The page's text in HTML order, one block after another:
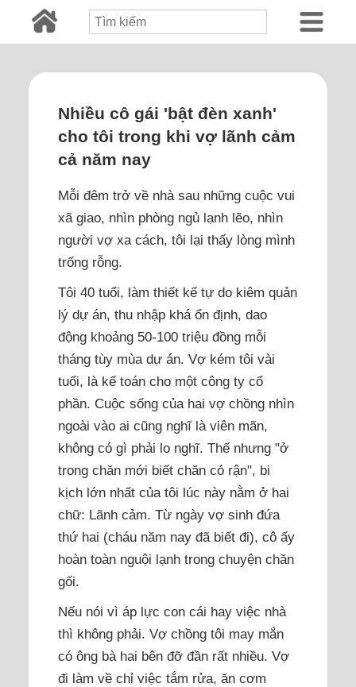
Nhiều cô gái 'bật đèn xanh'
cho tôi trong khi vợ lãnh cảm
cả năm nay
Mỗi đêm trở về nhà sau những cuộc vui
xã giao, nhìn phòng ngủ lạnh lẽo, nhìn
người vợ xa cách, tôi lại thấy lòng mình
trống rỗng.
Tôi 40 tuổi, làm thiết kế tự do kiêm quản
lý dự án, thu nhập khá ổn định, dao
động khoảng 50-100 triệu đồng mỗi
tháng tùy mùa dự án. Vợ kém tôi vài
tuổi, là kế toán cho một công ty cổ
phần. Cuộc sống của hai vợ chồng nhìn
ngoài vào ai cũng nghĩ là viên mãn,
không có gì phải lo nghĩ. Thế nhưng "ở
trong chăn mới biết chăn có rận", bi
kịch lớn nhất của tôi lúc này nằm ở hai
chữ: Lãnh cảm. Từ ngày vợ sinh đứa
thứ hai (cháu năm nay đã biết đi), cô ấy
hoàn toàn nguội lạnh trong chuyện chăn
gối.
Nếu nói vì áp lực con cái hay việc nhà
thì không phải. Vợ chồng tôi may mắn
có ông bà hai bên đỡ đần rất nhiều. Vợ
đi làm về chỉ việc tắm rửa, ăn cơm